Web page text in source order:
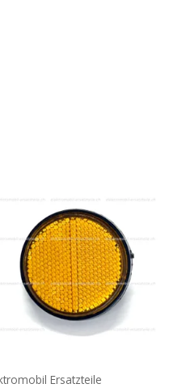
Ersatzteile